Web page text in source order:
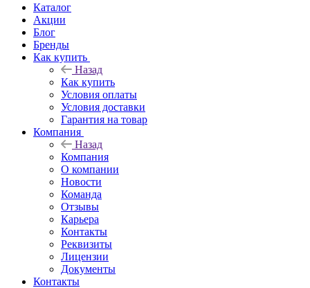
Каталог
Акции
Блог
Бренды
Как купить
Назад
Как купить
Условия оплаты
Условия доставки
Гарантия на товар
Компания
Назад
Компания
О компании
Новости
Команда
Отзывы
Карьера
Контакты
Реквизиты
Лицензии
Документы
Контакты